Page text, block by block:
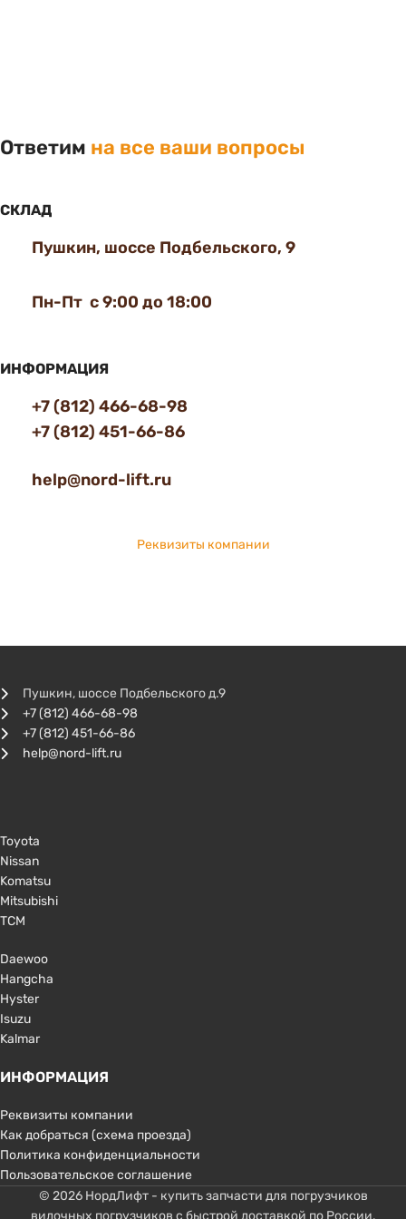
Ответим на все ваши вопросы
СКЛАД
Пушкин, шоссе Подбельского, 9
Пн-Пт с 9:00 до 18:00
ИНФОРМАЦИЯ
+7 (812) 466-68-98
+7 (812) 451-66-86
help@nord-lift.ru
Реквизиты компании
Пушкин, шоссе Подбельского д.9
+7 (812) 466-68-98
+7 (812) 451-66-86
help@nord-lift.ru
Toyota
Nissan
Komatsu
Mitsubishi
TCM
Daewoo
Hangcha
Hyster
Isuzu
Kalmar
ИНФОРМАЦИЯ
Реквизиты компании
Как добраться (схема проезда)
Политика конфиденциальности
Пользовательское соглашение
© 2026 НордЛифт - купить запчасти для погрузчиков